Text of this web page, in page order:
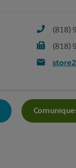
(818)
(818)